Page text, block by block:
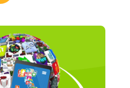
come obiettivo il furto
allo scorso anno. […]